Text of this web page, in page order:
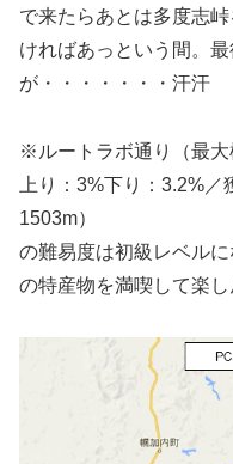
で来たらあとは多度志
ければあっという間。
が・・・・・・・汗汗
※ルートラボ通り（最
上り：3%下り：3.2%
1503m）
の難易度は初級レベル
の特産物を満喫して楽し